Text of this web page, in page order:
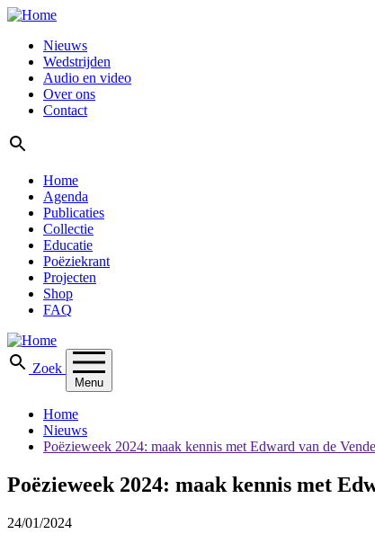
Nieuws
Wedstrijden
Audio en video
Over ons
Contact
Home
Agenda
Publicaties
Collectie
Educatie
Poëziekrant
Projecten
Shop
FAQ
Zoek
Menu
Home
Nieuws
Poëzieweek 2024: maak kennis met Edward van de
Poëzieweek 2024: maak kennis met
24/01/2024